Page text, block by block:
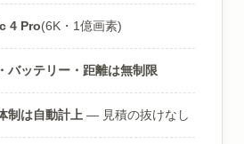
4 Pro(6K・1億画素)
バッテリー・距離は無制限
制は自動計上 — 見積の抜けなし